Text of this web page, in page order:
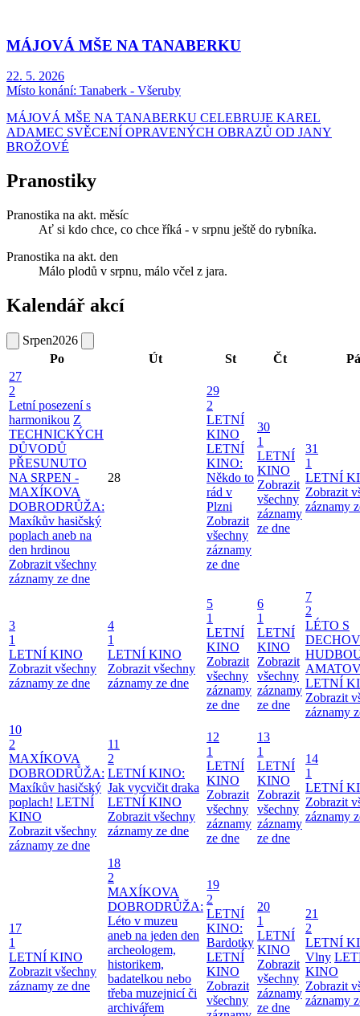
MÁJOVÁ MŠE NA TANABERKU
22. 5. 2026
Místo konání: Tanaberk - Všeruby
MÁJOVÁ MŠE NA TANABERKU CELEBRUJE KAREL
ADAMEC SVĚCENÍ OPRAVENÝCH OBRAZŮ OD JANY
BROŽOVÉ
Pranostiky
Pranostika na akt. měsíc
Ať si kdo chce, co chce říká - v srpnu ještě do rybníka.
Pranostika na akt. den
Málo plodů v srpnu, málo včel z jara.
Kalendář akcí
Srpen2026
Po
Út St Čt
Pá
27
2
Letní posezení s
harmonikou Z
TECHNICKÝCH
DŮVODŮ
PŘESUNUTO
NA SRPEN -
MAXÍKOVA
DOBRODRŮŽA:
Maxíkův hasičský
poplach aneb na
den hrdinou
Zobrazit všechny
záznamy ze dne
28
29
2
LETNÍ
KINO
LETNÍ
KINO:
Někdo to
rád v
Plzni
Zobrazit
všechny
záznamy
ze dne
30
1
LETNÍ
KINO
Zobrazit
všechny
záznamy
ze dne
31
1
LETNÍ
Zobrazit
záznamy
3
1
LETNÍ KINO
Zobrazit všechny
záznamy ze dne
4
1
LETNÍ KINO
Zobrazit všechny
záznamy ze dne
5
1
LETNÍ
KINO
Zobrazit
všechny
záznamy
ze dne
6
1
LETNÍ
KINO
Zobrazit
všechny
záznamy
ze dne
7
2
LÉTO S
LETNÍ
Zobrazit
záznamy
10
2
MAXÍKOVA
DOBRODRŮŽA:
Maxíkův hasičský
poplach! LETNÍ
KINO
Zobrazit všechny
záznamy ze dne
11
2
LETNÍ KINO:
Jak vycvičit draka
LETNÍ KINO
Zobrazit všechny
záznamy ze dne
12
1
LETNÍ
KINO
Zobrazit
všechny
záznamy
ze dne
13
1
LETNÍ
KINO
Zobrazit
všechny
záznamy
ze dne
14
1
LETNÍ
Zobrazit
záznamy
17
1
LETNÍ KINO
Zobrazit všechny
záznamy ze dne
18
2
MAXÍKOVA
DOBRODRŮŽA:
Léto v muzeu
aneb na jeden den
archeologem,
historikem,
badatelkou nebo
třeba muzejnicí či
archivářem
19
2
LETNÍ
KINO:
Bardotky
LETNÍ
KINO
Zobrazit
všechny
20
1
LETNÍ
KINO
Zobrazit
všechny
záznamy
ze dne
21
2
LETNÍ
Vlny
KINO
Zobrazit
záznamy